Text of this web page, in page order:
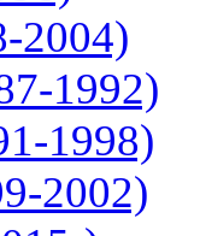
2004)
1992)
1998)
2002)